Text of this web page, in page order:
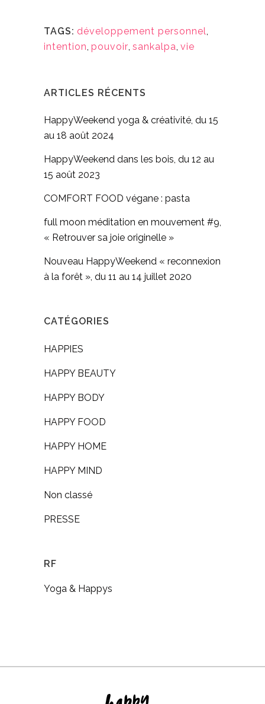
TAGS: développement personnel,
intention, pouvoir, sankalpa, vie
ARTICLES RÉCENTS
HappyWeekend yoga & créativité, du 15
au 18 août 2024
HappyWeekend dans les bois, du 12 au
15 août 2023
COMFORT FOOD végane : pasta
full moon méditation en mouvement #9,
« Retrouver sa joie originelle »
Nouveau HappyWeekend « reconnexion
à la forêt », du 11 au 14 juillet 2020
CATÉGORIES
HAPPIES
HAPPY BEAUTY
HAPPY BODY
HAPPY FOOD
HAPPY HOME
HAPPY MIND
Non classé
PRESSE
RF
Yoga & Happys